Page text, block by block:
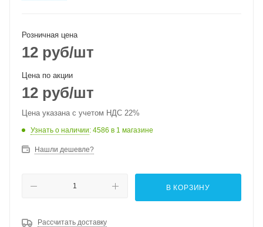
Розничная цена
12 руб/шт
Цена по акции
12 руб/шт
Цена указана с учетом НДС 22%
Узнать о наличии: 4586 в 1 магазине
Нашли дешевле?
В КОРЗИНУ
Рассчитать доставку